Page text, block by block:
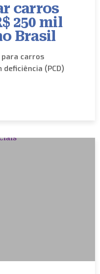
carros
250 mil
Brasil
carros
(PCD)